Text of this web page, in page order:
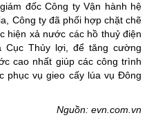
đốc Công ty Vận hành hệ
Công ty đã phối hợp chặt chẽ
hiện xả nước các hồ thuỷ điện
Thủy lợi, để tăng cường
cao nhất giúp các công trình
phục vụ gieo cấy lúa vụ Đông
Nguồn: evn.com.vn